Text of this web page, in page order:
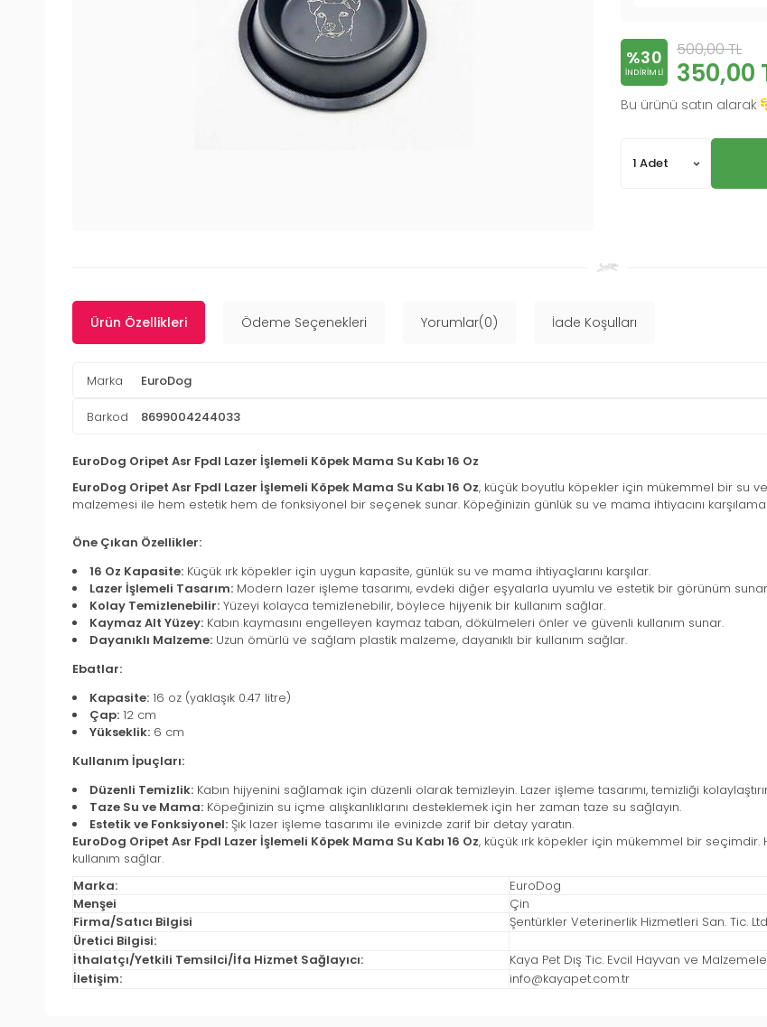
%30
INDIRIMLI
500,00TL
350,00
Bu ürünü satın alarak
Ürün Özellikleri Ödeme Seçenekleri Yorumlar(0) İade Koşulları
Marka EuroDog
Barkod 8699004244033
EuroDog Oripet Asr Fpdl Lazer İşlemeli Köpek Mama Su Kabı 16 Oz
EuroDog Oripet Asr Fpdl Lazer İşlemeli Köpek Mama Su Kabı 16 Oz, küçük boyutlu köpekler için mükemmel bir su ve
malzemesi ile hem estetik hem de fonksiyonel bir seçenek sunar. Köpeğinizin günlük su ve mama ihtiyacını
Öne Çıkan Özellikler:
16 Oz Kapasite: Küçük ırk köpekler için uygun kapasite, günlük su ve mama ihtiyaçlarını karşılar.
Lazer İşlemeli Tasarım: Modern lazer işleme tasarımı, evdeki diğer eşyalarla uyumlu ve estetik bir görünüm
Kolay Temizlenebilir: Yüzeyi kolayca temizlenebilir, böylece hijyenik bir kullanım sağlar.
Kaymaz Alt Yüzey: Kabın kaymasını engelleyen kaymaz taban, dökülmeleri önler ve güvenli kullanım sunar.
Dayanıklı Malzeme: Uzun ömürlü ve sağlam plastik malzeme, dayanıklı bir kullanım sağlar.
Ebatlar:
Kapasite: 16 oz (yaklaşık 0.47 litre)
Çap: 12 cm
Yükseklik: 6 cm
Kullanım İpuçları:
Düzenli Temizlik: Kabın hijyenini sağlamak için düzenli olarak temizleyin. Lazer işleme tasarımı, temizliği
Taze Su ve Mama: Köpeğinizin su içme alışkanlıklarını desteklemek için her zaman taze su sağlayın.
Estetik ve Fonksiyonel: Şık lazer işleme tasarımı ile evinizde zarif bir detay yaratın.
EuroDog Oripet Asr Fpdl Lazer İşlemeli Köpek Mama Su Kabı 16 Oz, küçük ırk köpekler için mükemmel bir
kullanım sağlar.
Marka:
EuroDog
Menşei
Çin
Firma/Satıcı Bilgisi
Şentürkler Veterinerlik Hizmetleri San. Tic.
Üretici Bilgisi:
İthalatçı/Yetkili Temsilci/İfa Hizmet Sağlayıcı:
Kaya Pet Dış Tic. Evcil Hayvan ve
İletişim:
info@kayapet.com.tr